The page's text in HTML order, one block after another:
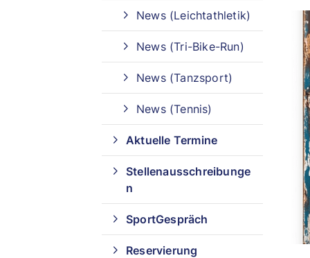
News (Leichtathletik)
News (Tri-Bike-Run)
News (Tanzsport)
News (Tennis)
Aktuelle Termine
Stellenausschreibunge
n
SportGespräch
Reservierung